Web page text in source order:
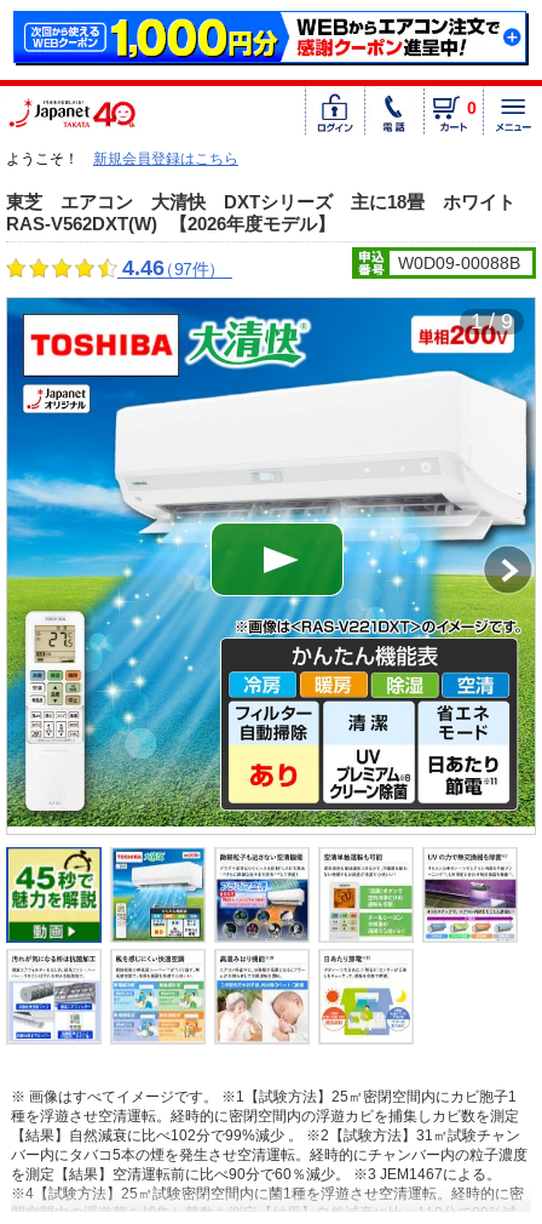
0
ようこそ！ 新規会員登録はこちら
東芝 エアコン 大清快 DXTシリーズ 主に18畳 ホワイト
RAS-V562DXT(W)
【2026年度モデル】
4.46（97件） W0D09-00088B
1 / 9
※ 画像はすべてイメージです。 ※1【試験方法】25㎥密閉空間内にカビ胞子1
種を浮遊させ空清運転。経時的に密閉空間内の浮遊カビを捕集しカビ数を測定
【結果】⾃然減衰に⽐べ102分で99%減少 。 ※2【試験方法】31㎥試験チャン
バー内にタバコ5本の煙を発生させ空清運転。経時的にチャンバー内の粒子濃度
を測定【結果】空清運転前に比べ90分で60％減少。 ※3 JEM1467による。
※4【試験方法】25㎥試験密閉空間内に菌1種を浮遊させ空清運転。経時的に密
閉空間内の浮遊菌を捕集し菌数を測定【結果】⾃然減衰に⽐べ110分で99%減